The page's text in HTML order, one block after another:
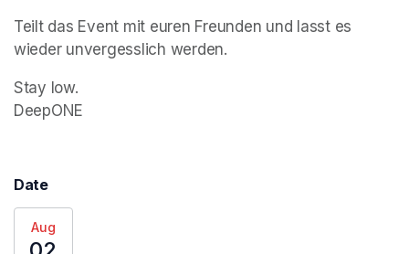
Teilt das Event mit euren Freunden und lasst es
wieder unvergesslich werden.
Stay low.
DeepONE
Date
Aug